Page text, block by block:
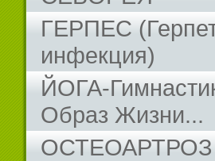
ГЕРПЕС
инфекция)
ЙОГА-
Образ Жизни...
ОСТЕОАРТРОЗ